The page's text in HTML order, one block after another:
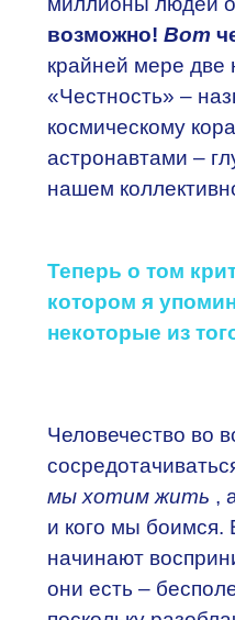
возможно! Вот
крайней мере две
«Честность» –
космическому
астронавтами –
нашем
Теперь о том
котором я
некоторые из
Человечество во
мыхотимжить ,
и кого мы боимся.
начинают
они есть –